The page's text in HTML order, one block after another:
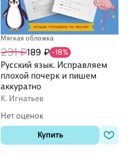
Мягкая обложка
231 ₽189 ₽ -18%
Русский язык. Исправляем
плохой почерк и пишем
аккуратно
К. Игнатьев
Нет оценок
Купить